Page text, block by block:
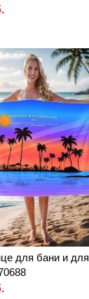
для бани и для